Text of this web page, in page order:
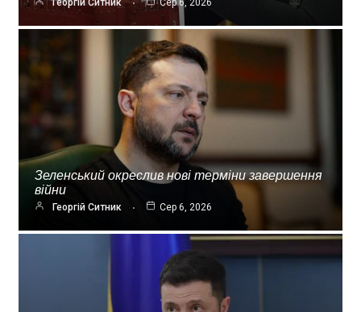
Георгій Ситник Сер 6, 2026
Зеленський окреслив нові терміни завершення
війни
Георгій Ситник Сер 6, 2026